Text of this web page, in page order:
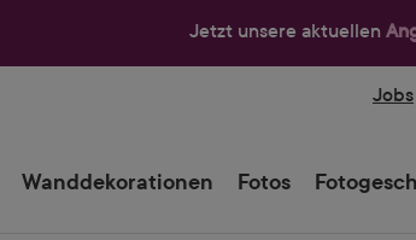
Jetzt unsere aktuellen
Jobs
Wanddekorationen Fotos